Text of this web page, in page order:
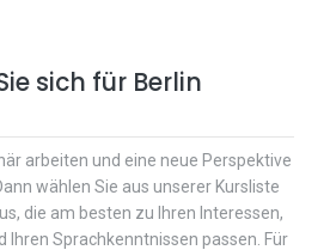
sich für Berlin
arbeiten und eine neue Perspektive
wählen Sie aus unserer Kursliste
die am besten zu Ihren Interessen,
Ihren Sprachkenntnissen passen. Für